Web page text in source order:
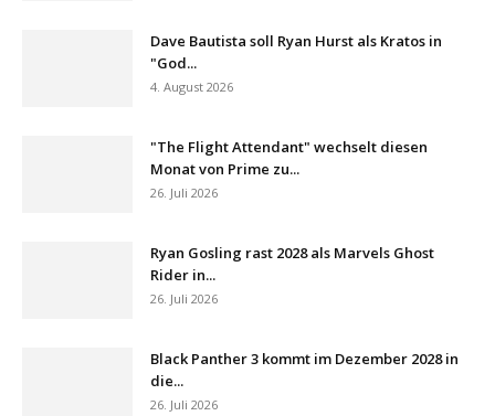
Dave Bautista soll Ryan Hurst als Kratos in
"God...
4. August 2026
"The Flight Attendant" wechselt diesen
Monat von Prime zu...
26. Juli 2026
Ryan Gosling rast 2028 als Marvels Ghost
Rider in...
26. Juli 2026
Black Panther 3 kommt im Dezember 2028 in
die...
26. Juli 2026